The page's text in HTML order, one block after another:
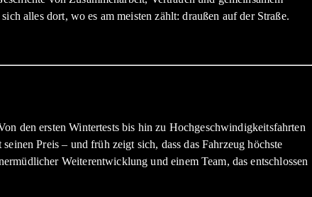
alles dort, wo es am meisten zählt: draußen auf der Straße.
den ersten Wintertests bis hin zu Hochgeschwindigkeitsfahrten
Preis – und früh zeigt sich, dass das Fahrzeug höchste
Weiterentwicklung und einem Team, das entschlossen